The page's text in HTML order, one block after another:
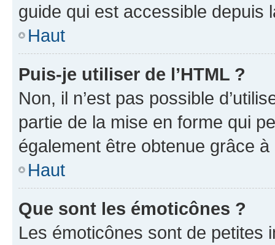
guide qui est accessible depuis
Haut
Puis-je utiliser de l’HTML ?
Non, il n’est pas possible
partie de la mise en forme qui
également être obtenue grâce à
Haut
Que sont les émoticônes ?
Les émoticônes sont de petites